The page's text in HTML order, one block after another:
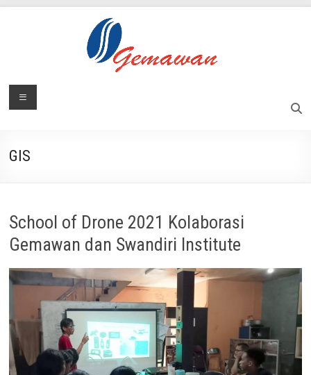
Lembaga
Swadaya
Menu
GIS
School of Drone 2021 Kolaborasi
Gemawan dan Swandiri Institute